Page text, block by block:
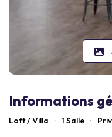
Informations
Loft / Villa · 1 Salle ·